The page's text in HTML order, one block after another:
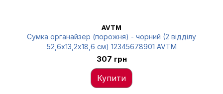
AVTM
Сумка органайзер (порожня) - чорний (2 відділу
52,6х13,2х18,6 см) 12345678901 AVTM
307 грн
Купити